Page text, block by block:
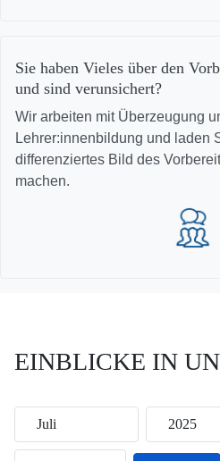
Sie haben Vieles über den
und sind verunsichert?
Wir arbeiten mit Überzeugung
Lehrer:innenbildung und laden
differenziertes Bild des
machen.
EINBLICKE IN